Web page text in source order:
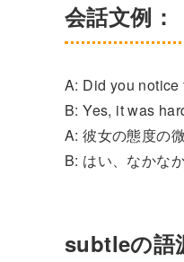
会話文例：
A: Did you
B: Yes, it was
A: 彼女の態度の
B: はい、なかな
subtleの語